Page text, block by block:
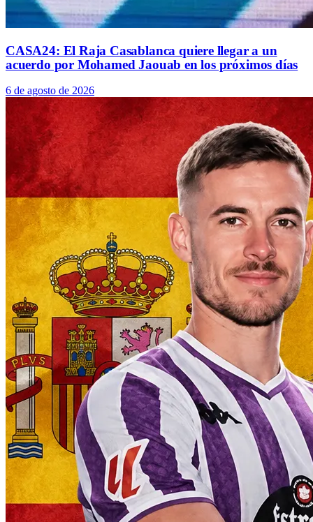
CASA24: El Raja Casablanca quiere llegar a un
acuerdo por Mohamed Jaouab en los próximos días
6 de agosto de 2026